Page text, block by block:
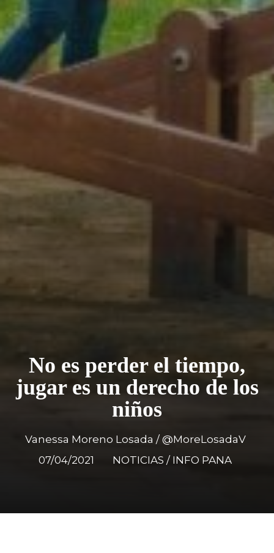
No es perder el tiempo,
jugar es un derecho de los
niños
Vanessa Moreno Losada / @MoreLosadaV
07/04/2021 NOTICIAS / INFO PANA